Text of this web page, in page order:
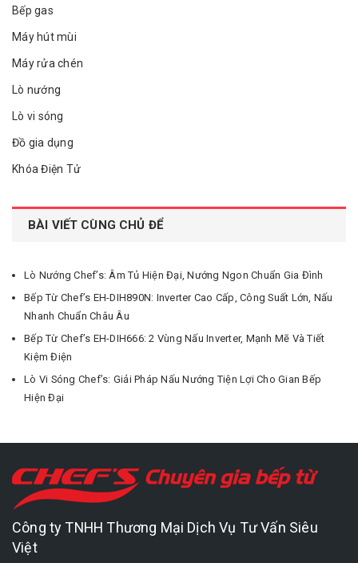
Bếp gas
Máy hút mùi
Máy rửa chén
Lò nướng
Lò vi sóng
Đồ gia dụng
Khóa Điện Tử
BÀI VIẾT CÙNG CHỦ ĐỂ
Lò Nướng Chef’s: Âm Tủ Hiện Đại, Nướng Ngon Chuẩn Gia Đình
Bếp Từ Chef’s EH-DIH890N: Inverter Cao Cấp, Công Suất Lớn, Nấu
Nhanh Chuẩn Châu Âu
Bếp Từ Chef’s EH-DIH666: 2 Vùng Nấu Inverter, Mạnh Mẽ Và Tiết
Kiệm Điện
Lò Vi Sóng Chef’s: Giải Pháp Nấu Nướng Tiện Lợi Cho Gian Bếp
Hiện Đại
Công ty TNHH Thương Mại Dịch Vụ Tư Vấn Siêu
Việt